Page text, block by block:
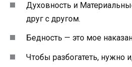
Духовность и
друг с другом.
Бедность — это мое
Чтобы разбогатеть, нужно